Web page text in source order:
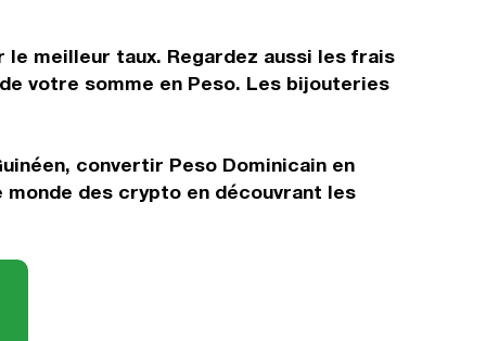
meilleur taux. Regardez aussi les frais
votre somme en Peso. Les bijouteries
convertir Peso Dominicain en
monde des crypto en découvrant les